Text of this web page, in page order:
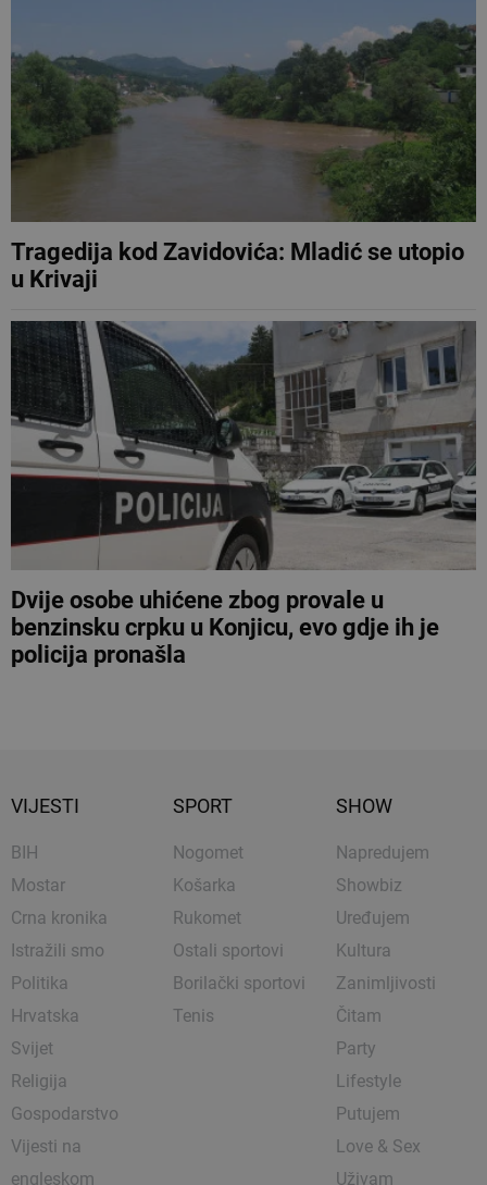
Tragedija kod Zavidovića: Mladić se utopio
u Krivaji
Dvije osobe uhićene zbog provale u
benzinsku crpku u Konjicu, evo gdje ih je
policija pronašla
VIJESTI
BIH
Mostar
Crna kronika
Istražili smo
Politika
Hrvatska
Svijet
Religija
Gospodarstvo
Vijesti na
engleskom
SPORT
Nogomet
Košarka
Rukomet
Ostali sportovi
Borilački sportovi
Tenis
SHOW
Napredujem
Showbiz
Uređujem
Kultura
Zanimljivosti
Čitam
Party
Lifestyle
Putujem
Love & Sex
Uživam